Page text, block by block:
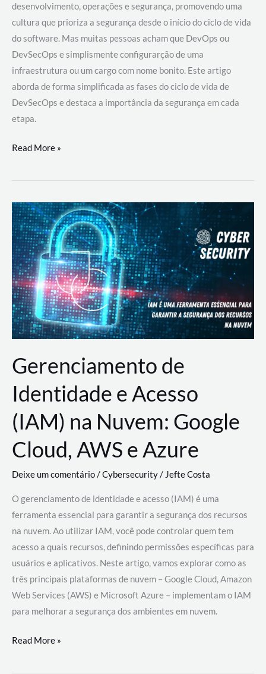
desenvolvimento, operações e segurança, promovendo uma
cultura que prioriza a segurança desde o início do ciclo de vida
do software. Mas muitas pessoas acham que DevOps ou
DevSecOps e simplismente configurarção de uma
infraestrutura ou um cargo com nome bonito. Este artigo
aborda de forma simplificada as fases do ciclo de vida de
DevSecOps e destaca a importância da segurança em cada
etapa.
DevSecOps
Prática:
Desenvolvimento,
Segurança
e
Operações
Read More »
Gerenciamento de
Identidade e Acesso
(IAM) na Nuvem: Google
Cloud, AWS e Azure
Deixe um comentário/Cybersecurity/ Jefte Costa
O gerenciamento de identidade e acesso (IAM) é uma
ferramenta essencial para garantir a segurança dos recursos
na nuvem. Ao utilizar IAM, você pode controlar quem tem
acesso a quais recursos, definindo permissões específicas para
usuários e aplicativos. Neste artigo, vamos explorar como as
três principais plataformas de nuvem – Google Cloud, Amazon
Web Services (AWS) e Microsoft Azure – implementam o IAM
para melhorar a segurança dos ambientes em nuvem.
Gerenciamento
Read More »